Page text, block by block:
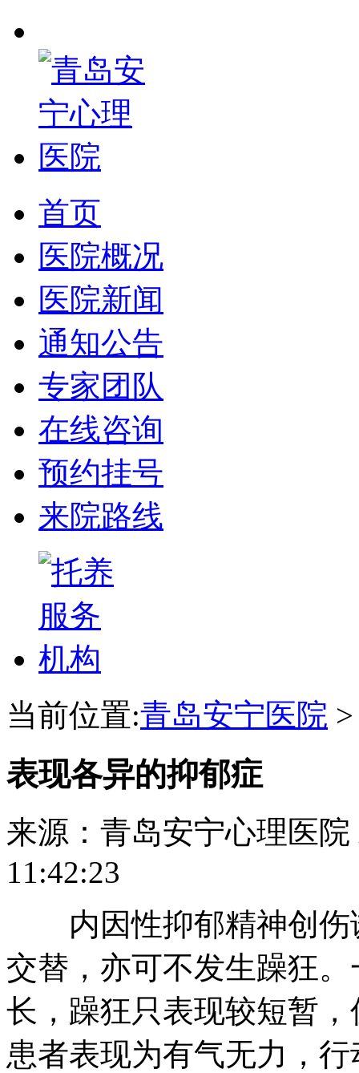
首页
医院概况
医院新闻
通知公告
专家团队
在线咨询
预约挂号
来院路线
当前位置:青岛安宁医院
表现各异的抑郁症
来源：青岛安宁心理医院
11:42:23
内因性抑郁精神创伤
交替，亦可不发生躁狂
长，躁狂只表现较短暂
患者表现为有气无力，